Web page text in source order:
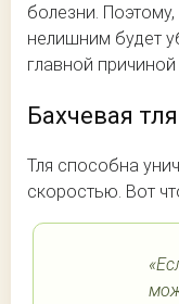
болезни.
нелишним будет
главной
Бахчевая тля
Тля способна
скоростью. Вот